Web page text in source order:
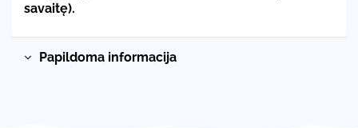
savaitę).
Papildoma informacija